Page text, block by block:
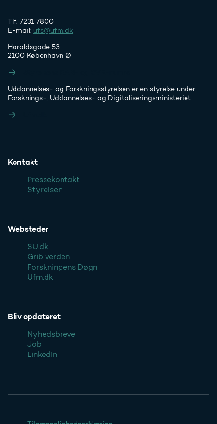
Tlf. 7231 7800
E-mail: ufs@ufm.dk
Haraldsgade 53
2100 København Ø
Uddannelses- og Forskningsstyrelsen er en styrelse under
Forsknings-, Uddannelses- og Digitaliseringsministeriet:
Kontakt
Pressekontakt
Styrelsen
Websteder
SU.dk
Grib verden
Forskningens Døgn
Ufm.dk
Bliv opdateret
Nyhedsbreve
Job
LinkedIn